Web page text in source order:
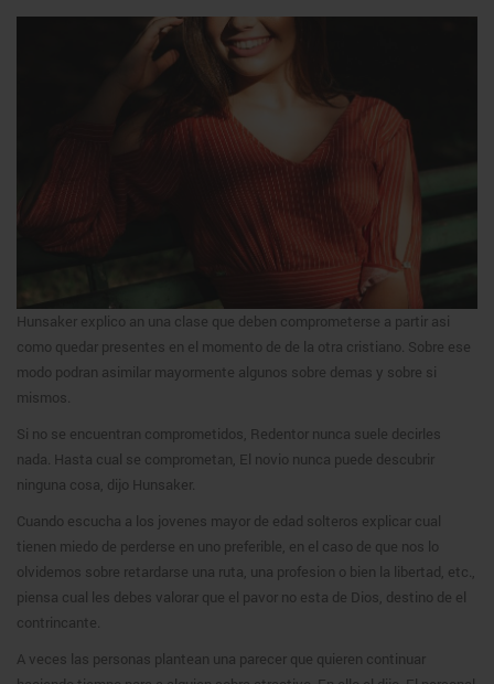
Hunsaker explico an una clase que deben comprometerse a partir asi
como quedar presentes en el momento de de la otra cristiano. Sobre ese
modo podran asimilar mayormente algunos sobre demas y sobre si
mismos.
Si no se encuentran comprometidos, Redentor nunca suele decirles
nada. Hasta cual se comprometan, El novio nunca puede descubrir
ninguna cosa, dijo Hunsaker.
Cuando escucha a los jovenes mayor de edad solteros explicar cual
tienen miedo de perderse en uno preferible, en el caso de que nos lo
olvidemos sobre retardarse una ruta, una profesion o bien la libertad, etc.,
piensa cual les debes valorar que el pavor no esta de Dios, destino de el
contrincante.
A veces las personas plantean una parecer que quieren continuar